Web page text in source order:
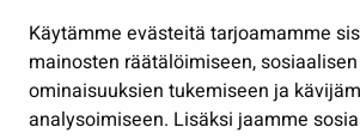
Käytämme evästeitä tarjoamamme
mainosten räätälöimiseen,
ominaisuuksien tukemiseen ja
analysoimiseen. Lisäksi jaamme
Työ ja yrittäminen
Osallistu ja asioi
Näytä omat evästeasetukseni